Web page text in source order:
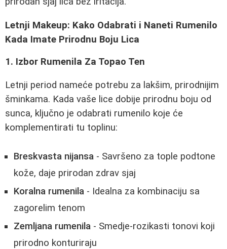
Letnji Makeup: Kako Odabrati i Naneti Rumenilo
Kada Imate Prirodnu Boju Lica
1. Izbor Rumenila Za Topao Ten
Letnji period nameće potrebu za lakšim, prirodnijim
šminkama. Kada vaše lice dobije prirodnu boju od
sunca, ključno je odabrati rumenilo koje će
komplementirati tu toplinu:
Breskvasta nijansa - Savršeno za tople podtone
kože, daje prirodan zdrav sjaj
Koralna rumenila - Idealna za kombinaciju sa
zagorelim tenom
Zemljana rumenila - Smedje-rozikasti tonovi koji
prirodno konturiraju